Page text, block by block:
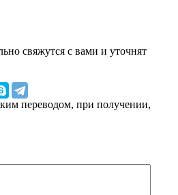
свяжутся с вами и уточнят
переводом, при получении,